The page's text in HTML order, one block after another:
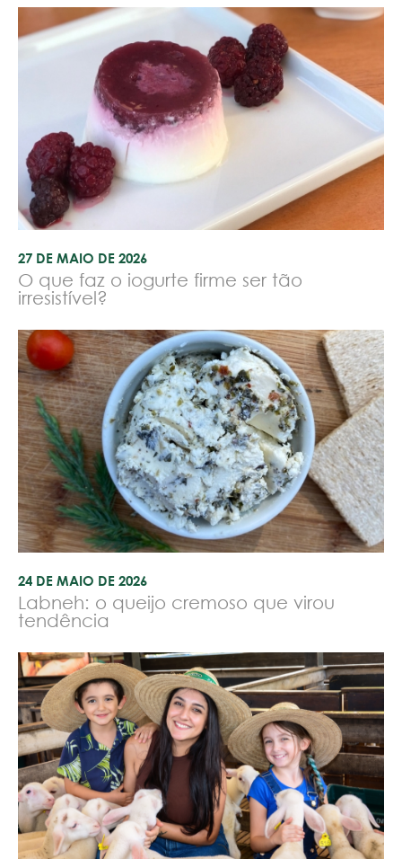
27 DE MAIO DE 2026
O que faz o iogurte firme ser tão
irresistível?
24 DE MAIO DE 2026
Labneh: o queijo cremoso que virou
tendência